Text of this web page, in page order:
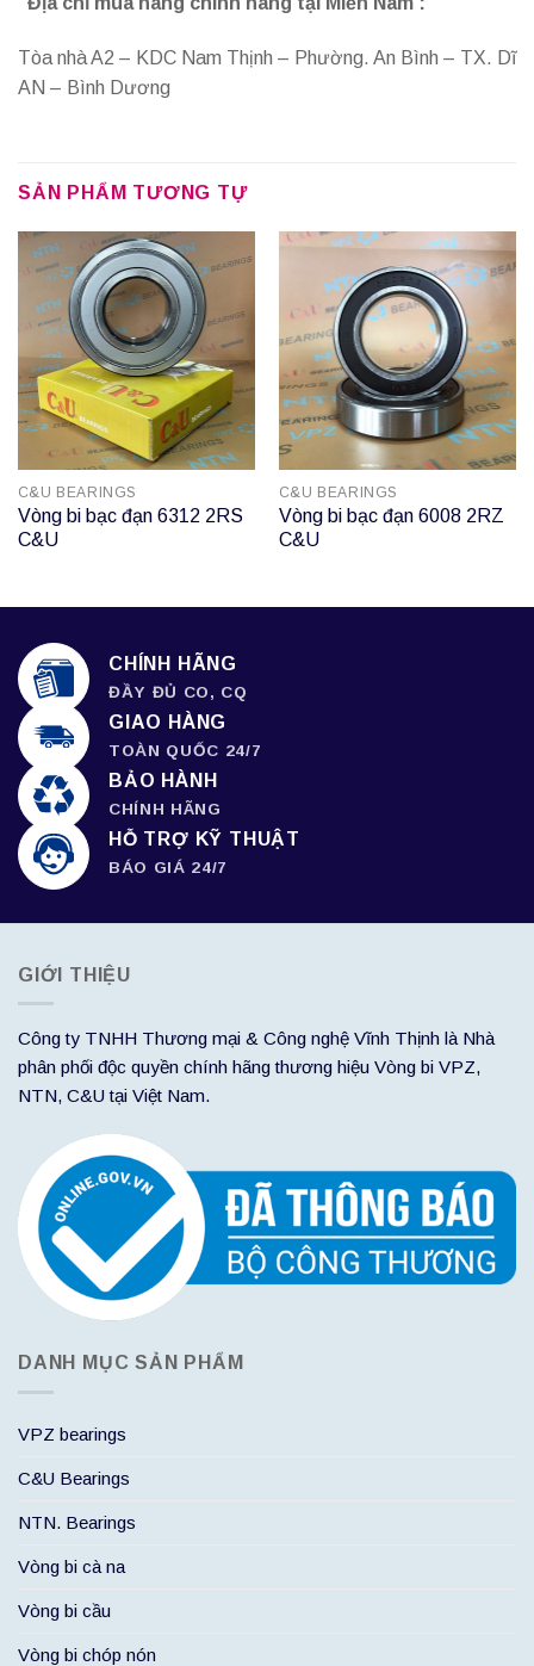
Tòa nhà A2 – KDC Nam Thịnh – Phường. An Bình – TX. Dĩ
AN – Bình Dương
SẢN PHẨM TƯƠNG TỰ
C&U BEARINGS
Vòng bi bạc đạn 6312 2RS
C&U
C&U BEARINGS
Vòng bi bạc đạn 6008 2RZ
C&U
CHÍNH HÃNG
ĐẦY ĐỦ CO, CQ
GIAO HÀNG
TOÀN QUỐC 24/7
BẢO HÀNH
CHÍNH HÃNG
HỖ TRỢ KỸ THUẬT
BÁO GIÁ 24/7
GIỚI THIỆU
Công ty TNHH Thương mại & Công nghệ Vĩnh Thịnh là Nhà
phân phối độc quyền chính hãng thương hiệu Vòng bi VPZ,
NTN, C&U tại Việt Nam.
DANH MỤC SẢN PHẨM
VPZ bearings
C&U Bearings
NTN. Bearings
Vòng bi cà na
Vòng bi cầu
Vòng bi chóp nón